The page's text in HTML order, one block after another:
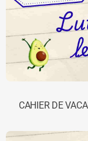
CAHIER DE